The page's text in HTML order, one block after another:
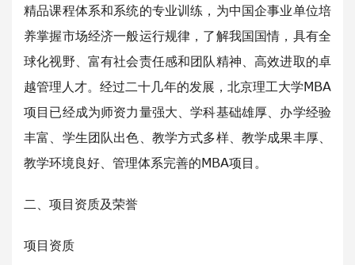
精品课程体系和系统的专业训练，为中国企事业单位培
养掌握市场经济一般运行规律，了解我国国情，具有全
球化视野、富有社会责任感和团队精神、高效进取的卓
越管理人才。经过二十几年的发展，北京理工大学MBA
项目已经成为师资力量强大、学科基础雄厚、办学经验
丰富、学生团队出色、教学方式多样、教学成果丰厚、
教学环境良好、管理体系完善的MBA项目。
二、项目资质及荣誉
项目资质